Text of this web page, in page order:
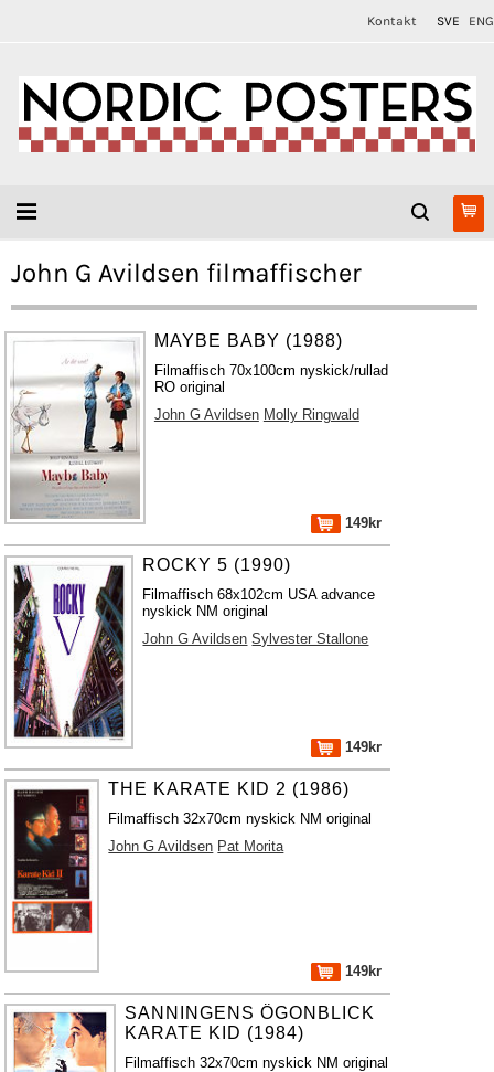
Kontakt SVE ENG
John G Avildsen filmaffischer
MAYBE BABY (1988)
Filmaffisch 70x100cm nyskick/rullad
RO original
John G Avildsen Molly Ringwald
149kr
ROCKY 5 (1990)
Filmaffisch 68x102cm USA advance
nyskick NM original
John G Avildsen Sylvester Stallone
149kr
THE KARATE KID 2 (1986)
Filmaffisch 32x70cm nyskick NM original
John G Avildsen Pat Morita
149kr
SANNINGENS ÖGONBLICK
KARATE KID (1984)
Filmaffisch 32x70cm nyskick NM original